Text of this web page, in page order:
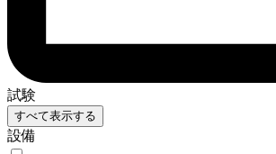
試験
すべて表示する
設備